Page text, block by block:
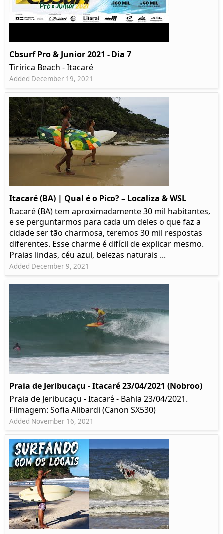
Cbsurf Pro & Junior 2021 - Dia 7
Tiririca Beach - Itacaré
Added December 19, 2021
Itacaré (BA) | Qual é o Pico? – Localiza & WSL​​
Itacaré (BA) tem aproximadamente 30 mil habitantes,
e se perguntarmos para cada um deles o que faz a
cidade ser tão charmosa, teremos 30 mil respostas
diferentes. Esse charme é difícil de explicar mesmo.
Praias lindas, céu azul, belezas naturais ...
Added December 9, 2021
Praia de Jeribucaçu - Itacaré 23/04/2021 (Nobroo)
Praia de Jeribucaçu - Itacaré - Bahia 23/04/2021.
Filmagem: Sofia Alibardi (Canon SX530)
Added November 16, 2021